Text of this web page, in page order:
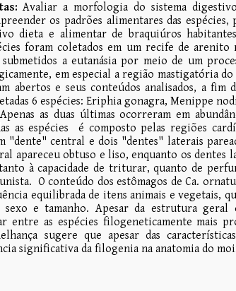
Avaliar a morfologia do sistema
os padrões alimentares das
dieta e alimentar de braquiúros
foram coletados em um recife de
a eutanásia por meio de um
em especial a região mastigatória
abertos e seus conteúdos analisados, a
6 espécies: Eriphia gonagra, Menippe
as duas últimas ocorreram em
as espécies é composto pelas regiões
central e dois "dentes" laterais
apareceu obtuso e liso, enquanto os dentes
tanto à capacidade de triturar, quanto de
O conteúdo dos estômagos de Ca.
equilibrada de itens animais e vegetais,
sexo e tamanho. Apesar da estrutura
entre as espécies filogeneticamente mais
sugere que apesar das
significativa da filogenia na anatomia do